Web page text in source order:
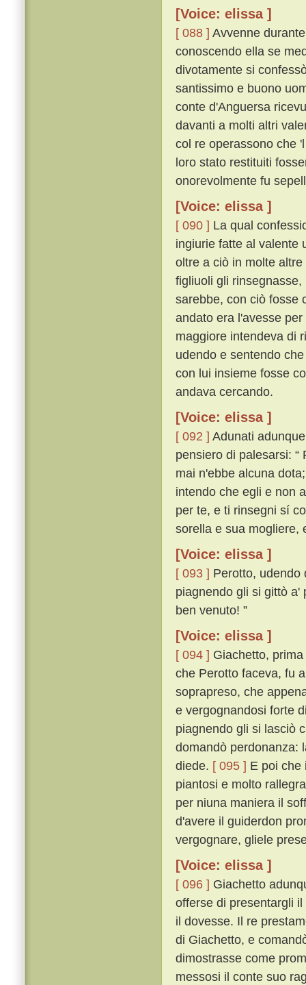
[Voice: elissa ]
[ 088 ] Avvenne
conoscendo ella se
divotamente si
santissimo e buono
conte d'Anguersa
davanti a molti altri
col re operassono che
loro stato restituiti
onorevolmente fu
[Voice: elissa ]
[ 090 ] La qual
ingiurie fatte al valente
oltre a ciò in molte
figliuoli gli
sarebbe, con ciò fosse
andato era l'avesse
maggiore intendeva di
udendo e sentendo
con lui insieme fosse
andava cercando.
[Voice: elissa ]
[ 092 ] Adunati
pensiero di palesarsi:
mai n'ebbe alcuna
intendo che egli e non
per te, e ti rinsegni sí
sorella e sua mogliere,
[Voice: elissa ]
[ 093 ] Perotto, udendo
piagnendo gli si gittò a'
ben venuto! ”
[Voice: elissa ]
[ 094 ] Giachetto,
che Perotto faceva, fu
soprapreso, che
e vergognandosi forte
piagnendo gli si lasciò
domandò perdonanza:
diede. [ 095 ] E poi che
piantosi e molto
per niuna maniera il
d'avere il guiderdon
vergognare, gliele
[Voice: elissa ]
[ 096 ] Giachetto
offerse di presentargli
il dovesse. Il re
di Giachetto, e
dimostrasse come
messosi il conte suo